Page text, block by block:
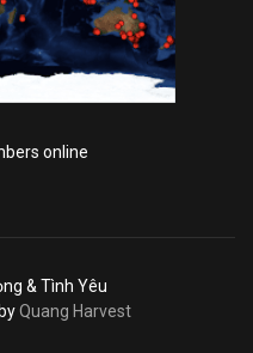
online
& Tình Yêu
Quang Harvest